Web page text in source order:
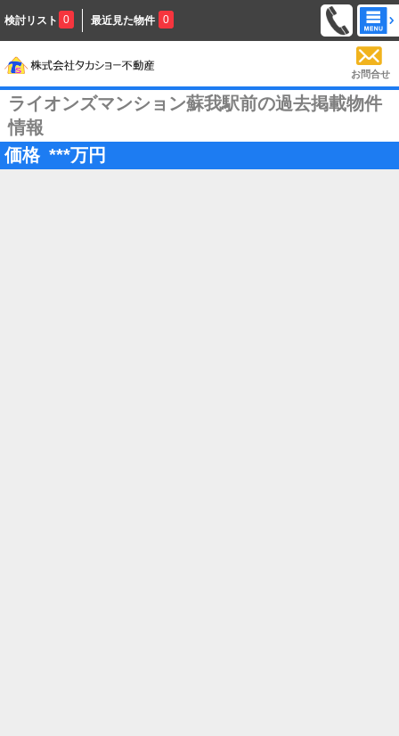
検討リスト 0 最近見た物件 0
お問合せ
ライオンズマンション蘇我駅前の過去掲載物件
情報
価格 ***万円